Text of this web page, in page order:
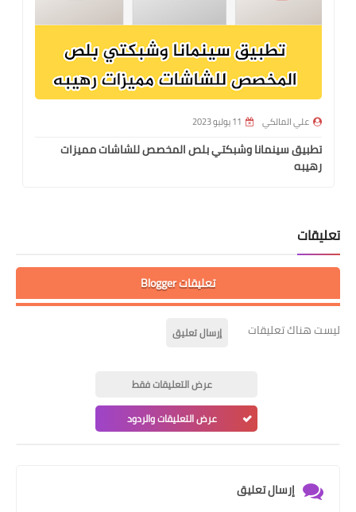
علي المالكي 11 يوليو 2023
تطبيق سينمانا وشبكتي بلص المخصص للشاشات مميزات
رهيبه
تعليقات
تعليقات Blogger
ليست هناك تعليقات إرسال تعليق
عرض التعليقات فقط
عرض التعليقات والردود
إرسال تعليق